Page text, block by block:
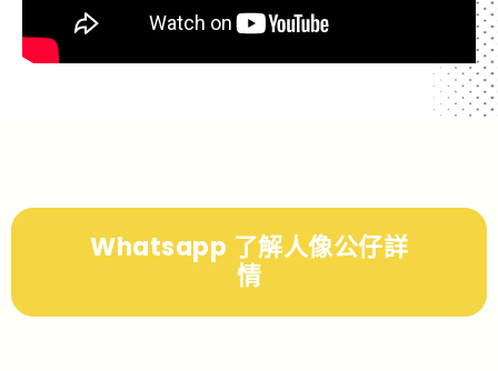
Whatsapp 了解人像公仔詳
情